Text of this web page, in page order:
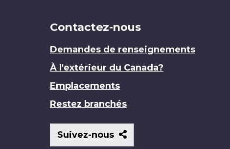
Contactez-nous
Demandes de renseignements
À l'extérieur du Canada?
Emplacements
Restez branchés
Suivez-nous
Suivez-
nous